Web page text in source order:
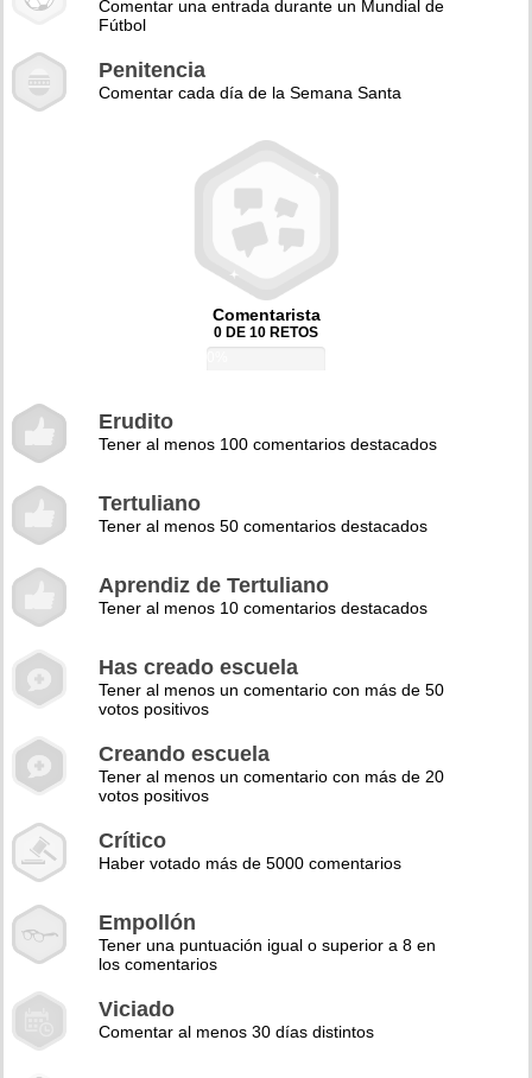
Comentar una entrada durante un Mundial de
Fútbol
Penitencia
Comentar cada día de la Semana Santa
Comentarista
0 DE 10 RETOS
Erudito
Tener al menos 100 comentarios destacados
Tertuliano
Tener al menos 50 comentarios destacados
Aprendiz de Tertuliano
Tener al menos 10 comentarios destacados
Has creado escuela
Tener al menos un comentario con más de 50
votos positivos
Creando escuela
Tener al menos un comentario con más de 20
votos positivos
Crítico
Haber votado más de 5000 comentarios
Empollón
Tener una puntuación igual o superior a 8 en
los comentarios
Viciado
Comentar al menos 30 días distintos